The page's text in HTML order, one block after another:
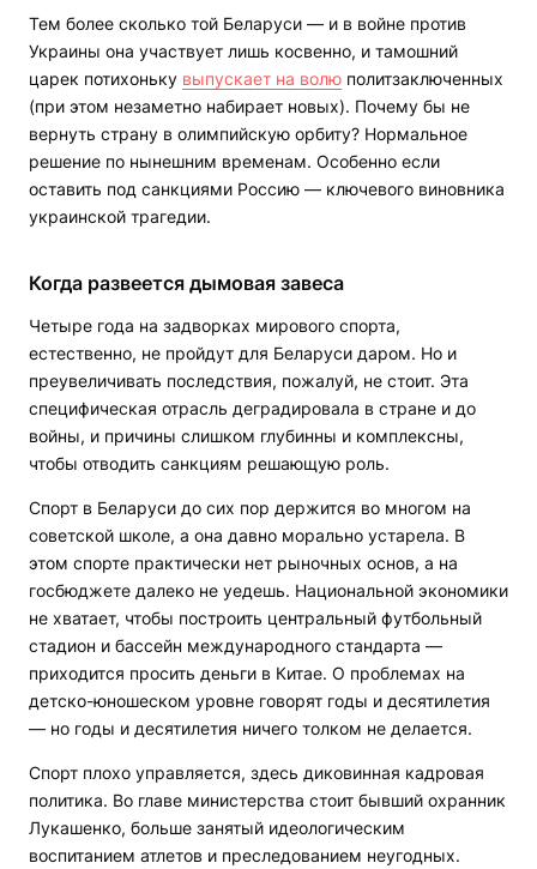
Тем более сколько той Беларуси — и в войне против
Украины она участвует лишь косвенно, и тамошний
царек потихоньку выпускает на волю политзаключенных
(при этом незаметно набирает новых). Почему бы не
вернуть страну в олимпийскую орбиту? Нормальное
решение по нынешним временам. Особенно если
оставить под санкциями Россию — ключевого виновника
украинской трагедии.
Когда развеется дымовая завеса
Четыре года на задворках мирового спорта,
естественно, не пройдут для Беларуси даром. Но и
преувеличивать последствия, пожалуй, не стоит. Эта
специфическая отрасль деградировала в стране и до
войны, и причины слишком глубинны и комплексны,
чтобы отводить санкциям решающую роль.
Спорт в Беларуси до сих пор держится во многом на
советской школе, а она давно морально устарела. В
этом спорте практически нет рыночных основ, а на
госбюджете далеко не уедешь. Национальной экономики
не хватает, чтобы построить центральный футбольный
стадион и бассейн международного стандарта —
приходится просить деньги в Китае. О проблемах на
детско-юношеском уровне говорят годы и десятилетия
— но годы и десятилетия ничего толком не делается.
Спорт плохо управляется, здесь диковинная кадровая
политика. Во главе министерства стоит бывший охранник
Лукашенко, больше занятый идеологическим
воспитанием атлетов и преследованием неугодных.